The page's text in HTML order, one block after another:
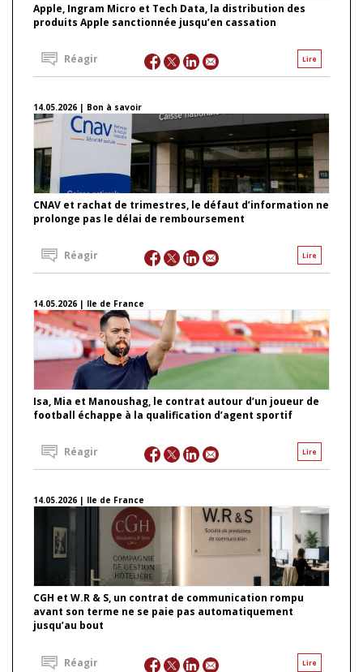
Apple, Ingram Micro et Tech Data, la distribution des
produits Apple sanctionnée jusqu’en cassation
Lire
Réagir
14.05.2026 | Bon à savoir
CNAV et rachat de trimestres, le défaut d’information ne
prolonge pas le délai de remboursement
Lire
Réagir
14.05.2026 | Ile de France
Isa, Mia et Manoushag, le contrat autour d’un joueur de
football échappe à la qualification d’agent sportif
Lire
Réagir
14.05.2026 | Ile de France
CGH et W.R & S, un contrat de communication rompu
avant son terme ne se paie pas automatiquement
jusqu’au bout
Lire
Réagir